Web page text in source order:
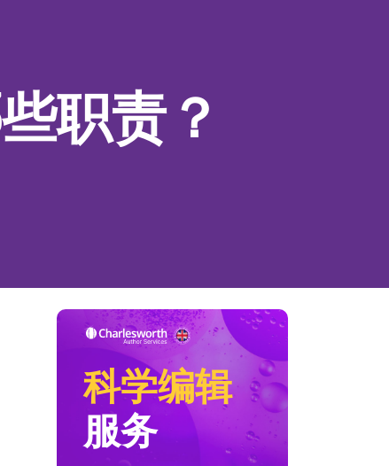
职责？
科学编辑
服务